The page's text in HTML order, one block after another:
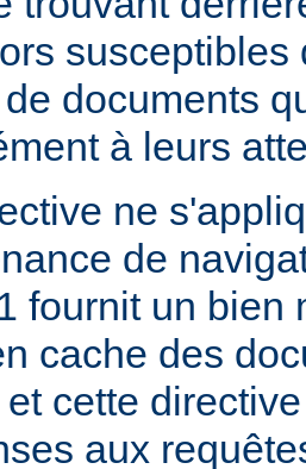
documents
à leurs
ne
de
fournit un bien
cache des
cette
aux